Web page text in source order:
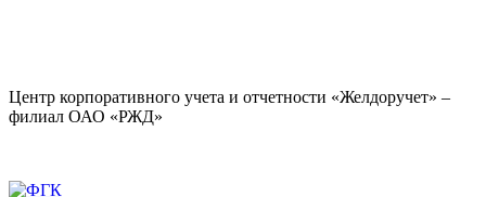
Центр корпоративного учета и отчетности «Желдоручет» –
филиал ОАО «РЖД»